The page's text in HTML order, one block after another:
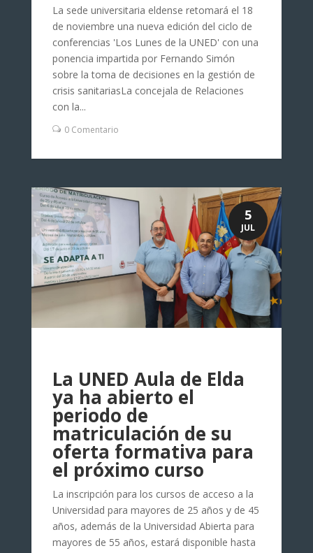
La sede universitaria eldense retomará el 18
de noviembre una nueva edición del ciclo de
conferencias 'Los Lunes de la UNED' con una
ponencia impartida por Fernando Simón
sobre la toma de decisiones en la gestión de
crisis sanitariasLa concejala de Relaciones
con la...
0 Comentario
La UNED Aula de Elda
ya ha abierto el
periodo de
matriculación de su
oferta formativa para
el próximo curso
La inscripción para los cursos de acceso a la
Universidad para mayores de 25 años y de 45
años, además de la Universidad Abierta para
mayores de 55 años, estará disponible hasta
5
JUL